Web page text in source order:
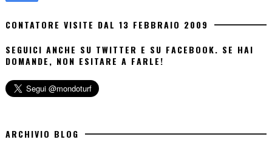
CONTATORE VISITE DAL 13 FEBBRAIO 2009
SEGUICI ANCHE SU TWITTER E SU FACEBOOK. SE HAI
DOMANDE, NON ESITARE A FARLE!
ARCHIVIO BLOG